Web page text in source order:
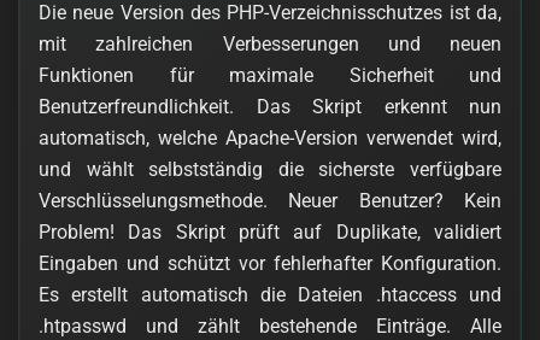
Die neue Version des PHP-Verzeichnisschutzes ist da,
mit zahlreichen Verbesserungen und neuen
Funktionen für maximale Sicherheit und
Benutzerfreundlichkeit. Das Skript erkennt nun
automatisch, welche Apache-Version verwendet wird,
und wählt selbstständig die sicherste verfügbare
Verschlüsselungsmethode. Neuer Benutzer? Kein
Problem! Das Skript prüft auf Duplikate, validiert
Eingaben und schützt vor fehlerhafter Konfiguration.
Es erstellt automatisch die Dateien .htaccess und
.htpasswd und zählt bestehende Einträge. Alle